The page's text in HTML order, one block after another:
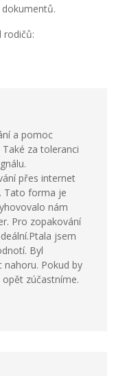
rodičů:
a pomoc
za toleranci
přes internet
Tato forma je
nám
Pro zopakování
jsem
Byl
nahoru. Pokud by
zúčastníme.